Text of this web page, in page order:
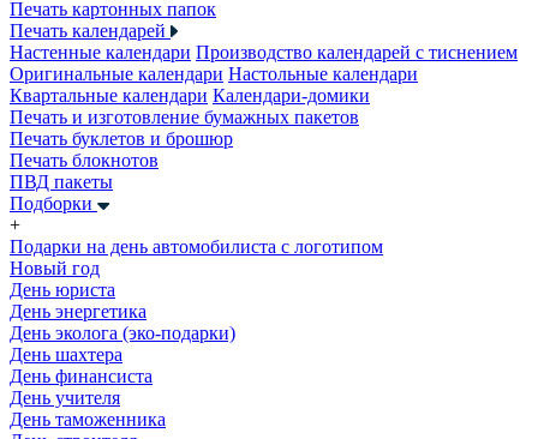
Печать картонных папок
Печать календарей
Настенные календари Производство календарей с тиснением
Оригинальные календари Настольные календари
Квартальные календари Календари-домики
Печать и изготовление бумажных пакетов
Печать буклетов и брошюр
Печать блокнотов
ПВД пакеты
Подборки
+
Подарки на день автомобилиста с логотипом
Новый год
День юриста
День энергетика
День эколога (эко-подарки)
День шахтера
День финансиста
День учителя
День таможенника